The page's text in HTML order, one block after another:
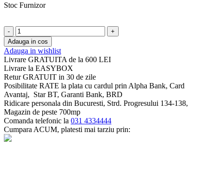
Stoc Furnizor
-
+
Adauga in cos
Adauga in wishlist
Livrare GRATUITA de la 600 LEI
Livrare la EASYBOX
Retur GRATUIT in 30 de zile
Posibilitate RATE la plata cu cardul prin Alpha Bank, Card
Avantaj, Star BT, Garanti Bank, BRD
Ridicare personala din Bucuresti, Strd. Progresului 134-138,
Magazin de peste 700mp
Comanda telefonic la 031 4334444
Cumpara ACUM, platesti mai tarziu prin: